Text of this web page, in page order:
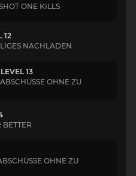
ONE KILLS
12
NACHLADEN
13
OHNE ZU
BETTER
OHNE ZU